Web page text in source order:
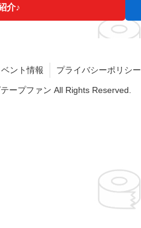
介♪
ベント情報 プライバシーポリシー
ープファン All Rights Reserved.